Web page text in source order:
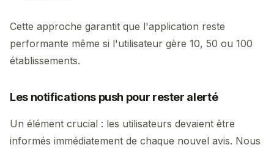
Cette approche garantit que l'application reste
performante même si l'utilisateur gère 10, 50 ou 100
établissements.
Les notifications push pour rester alerté
Un élément crucial : les utilisateurs devaient être
informés immédiatement de chaque nouvel avis. Nous